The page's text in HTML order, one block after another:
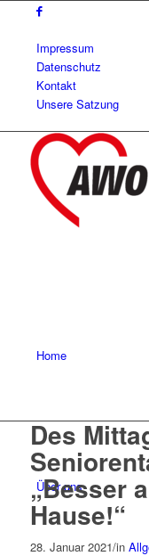
Impressum
Datenschutz
Kontakt
Unsere Satzung
Home
Über uns
Des
„Besser
Hause!“
28. Januar 2021/in